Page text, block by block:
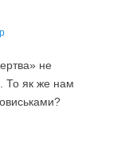
не
То як же нам